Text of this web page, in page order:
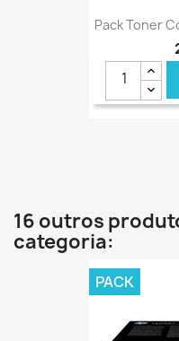
Pack Toner
16 outros
categoria:
PACK